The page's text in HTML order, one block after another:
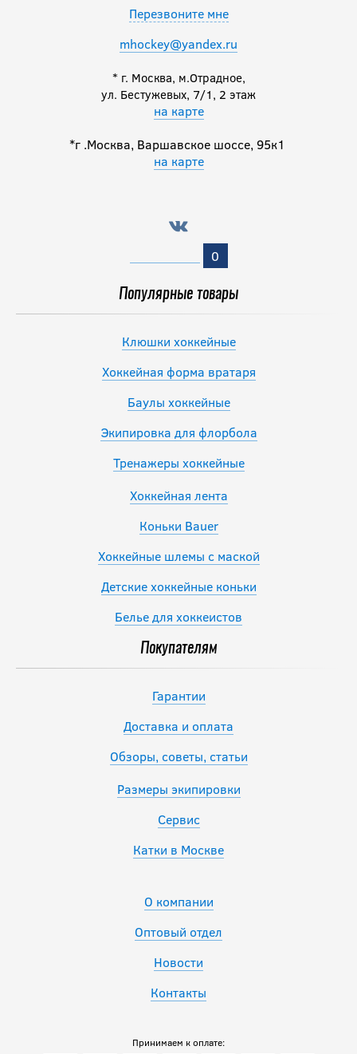
Перезвоните мне
mhockey@yandex.ru
* г. Москва, м.Отрадное,
ул. Бестужевых, 7/1, 2 этаж
на карте
*г .Москва, Варшавское шоссе, 95к1
на карте
0
Популярные товары
Клюшки хоккейные
Хоккейная форма вратаря
Баулы хоккейные
Экипировка для флорбола
Тренажеры хоккейные
Хоккейная лента
Коньки Bauer
Хоккейные шлемы с маской
Детские хоккейные коньки
Белье для хоккеистов
Покупателям
Гарантии
Доставка и оплата
Обзоры, советы, статьи
Размеры экипировки
Сервис
Катки в Москве
О компании
Оптовый отдел
Новости
Контакты
Принимаем к оплате: